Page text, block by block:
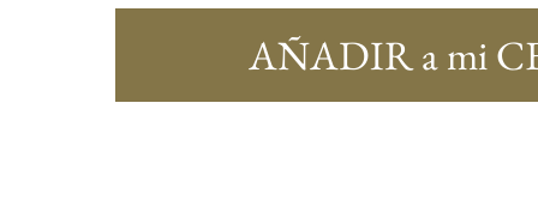
AÑADIR a mi